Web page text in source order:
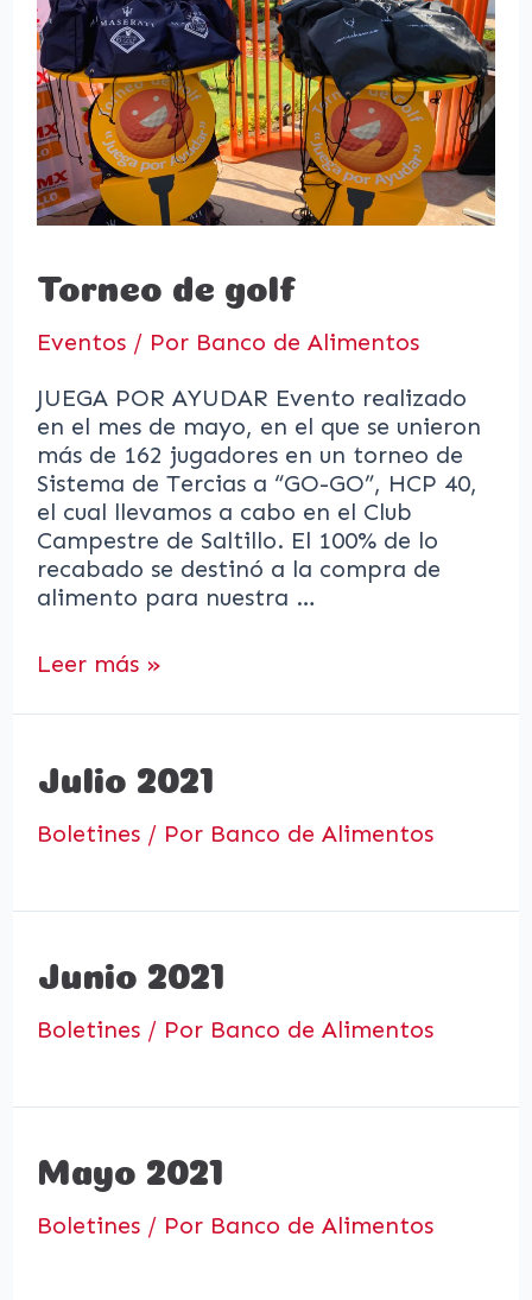
Torneo de golf
Eventos/ Por Banco de Alimentos
JUEGA POR AYUDAR Evento realizado
en el mes de mayo, en el que se unieron
más de 162 jugadores en un torneo de
Sistema de Tercias a “GO-GO”, HCP 40,
el cual llevamos a cabo en el Club
Campestre de Saltillo. El 100% de lo
recabado se destinó a la compra de
alimento para nuestra …
Torneo
golf
Leer más »
Julio 2021
Boletines/ Por Banco de Alimentos
Junio 2021
Boletines/ Por Banco de Alimentos
Mayo 2021
Boletines/ Por Banco de Alimentos